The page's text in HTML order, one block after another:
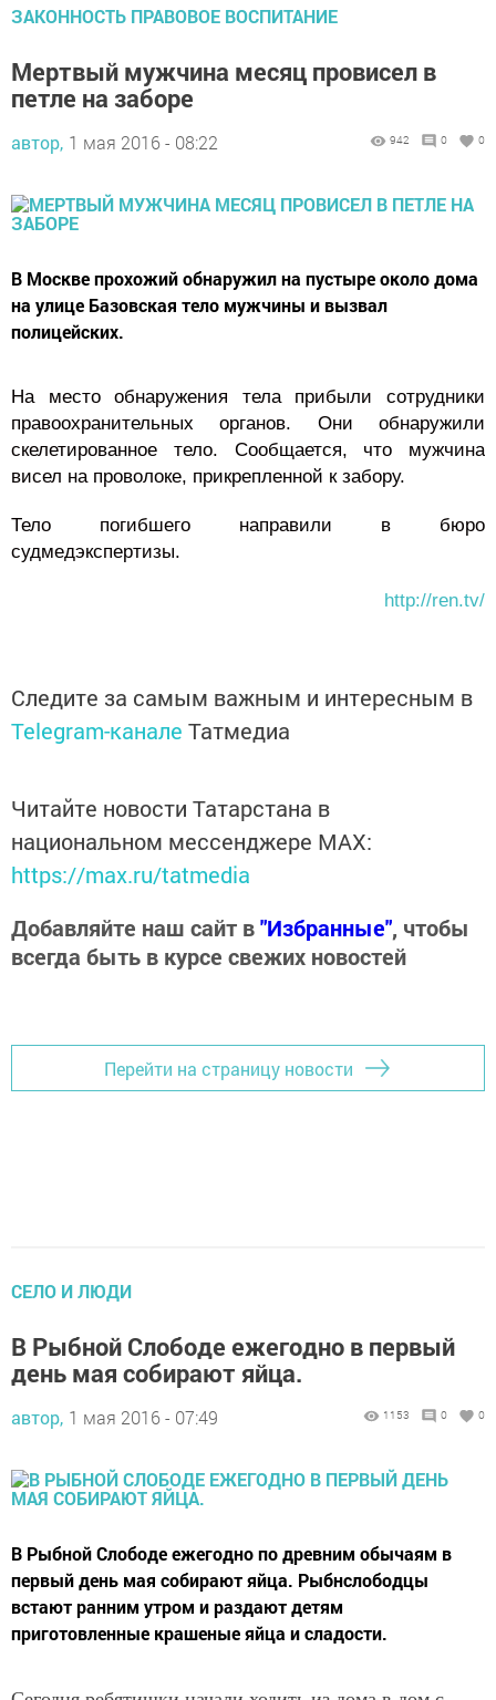
ЗАКОННОСТЬ ПРАВОВОЕ ВОСПИТАНИЕ
Мертвый мужчина месяц провисел в
петле на заборе
автор, 1 мая 2016 - 08:22 942 0 0
В Москве прохожий обнаружил на пустыре около дома
на улице Базовская тело мужчины и вызвал
полицейских.
На место обнаружения тела прибыли сотрудники
правоохранительных органов. Они обнаружили
скелетированное тело. Сообщается, что мужчина
висел на проволоке, прикрепленной к забору.
Тело погибшего направили в бюро
судмедэкспертизы.
http://ren.tv/
Следите за самым важным и интересным в
Telegram-канале Татмедиа
Читайте новости Татарстана в
национальном мессенджере MАХ:
https://max.ru/tatmedia
Добавляйте наш сайт в"Избранные", чтобы
всегда быть в курсе свежих новостей
Перейти на страницу новости
CЕЛО И ЛЮДИ
В Рыбной Слободе ежегодно в первый
день мая собирают яйца.
автор, 1 мая 2016 - 07:49 1153 0 0
В Рыбной Слободе ежегодно по древним обычаям в
первый день мая собирают яйца. Рыбнслободцы
встают ранним утром и раздают детям
приготовленные крашеные яйца и сладости.